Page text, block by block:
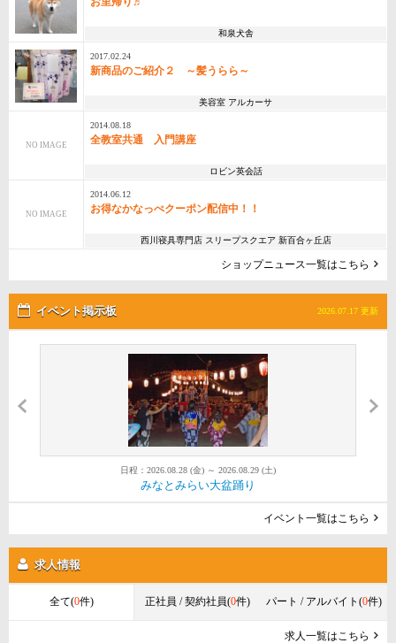
和泉犬舎
2017.02.24
新商品のご紹介２ ～髪うらら～
美容室 アルカーサ
NO IMAGE
2014.08.18
全教室共通 入門講座
ロビン英会話
NO IMAGE
2014.06.12
お得なかなっぺクーポン配信中！！
西川寝具専門店 スリープスクエア 新百合ヶ丘店
ショップニュース一覧はこちら
イベント掲示板 2026.07.17 更新
日程：2026.08.28 (金) ～ 2026.08.29 (土)
みなとみらい大盆踊り
日程：2026.08.01 (土) ～ 2026.08.30 (日)
Red Brick Sunset 2026
日程：2026.08.22 (土) ～ 2026.08.22 (土)
第52回金沢まつり花火大会
イベント一覧はこちら
求人情報
全て(0件) 正社員 / 契約社員(0件) パート / アルバイト(0件)
求人一覧はこちら